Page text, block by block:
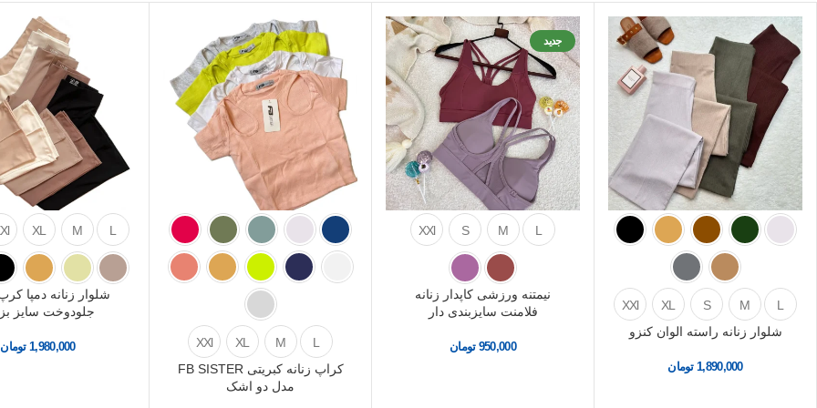
L
M
S
XL
XXl
شلوار زنانه راسته الوان کنزو
1,890,000 تومان
جدید
L
M
S
XXl
نیمتنه ورزشی کاپدار زنانه
فلامنت سایزبندی دار
950,000 تومان L
M
XL
XXl
کراپ زنانه کبریتی FB SISTER
مدل دو اشک
L
M
XL
شلوار زنانه دمپا
جلودوخت سایز
1,980,000 تومان